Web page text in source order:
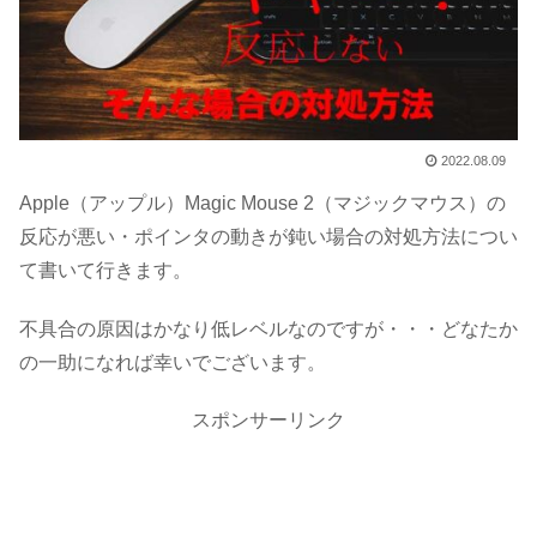
2022.08.09
Apple（アップル）Magic Mouse 2（マジックマウス）の
反応が悪い・ポインタの動きが鈍い場合の対処方法につい
て書いて行きます。
不具合の原因はかなり低レベルなのですが・・・どなたか
の一助になれば幸いでございます。
スポンサーリンク